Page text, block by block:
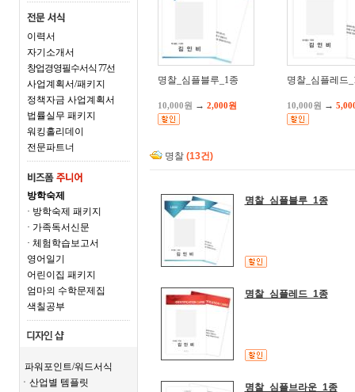
이력서
자기소개서
창업경영필수서식 77선
사업계획서/패키지
정책자금 사업계획서
법률실무 패키지
워킹홀리데이
전문파트너
방학숙제
· 방학숙제 패키지
· 가족독서신문
· 체험학습보고서
영어일기
어린이집 패키지
엄마의 수학문제집
색칠공부
파워포인트/워드서식
ㆍ산업별 템플릿
명찰_심플블루_1종
10,000원 → 2,000원
명찰_심플레드
10,000원 →
명찰 (13건)
명찰_심플블루_1종
명찰_심플레드_1종
명찰_심플브라운_1종